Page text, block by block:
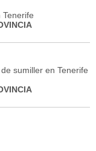
sumiller en Tenerife